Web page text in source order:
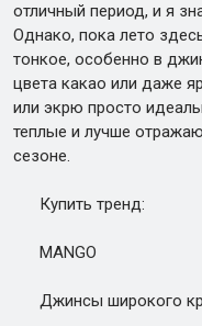
отличный период, и я
Однако, пока лето
тонкое, особенно в
цвета какао или даже
или экрю просто
теплые и лучше
сезоне.
Купить тренд:
MANGO
Джинсы широкого